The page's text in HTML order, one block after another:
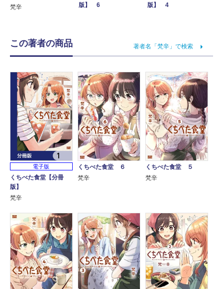
梵辛
版】 6
版】 4
この著者の商品 著者名「梵辛」で検索
電子版
くちべた食堂【分冊
版】
梵辛
くちべた食堂 ６
梵辛
くちべた食堂 ５
梵辛